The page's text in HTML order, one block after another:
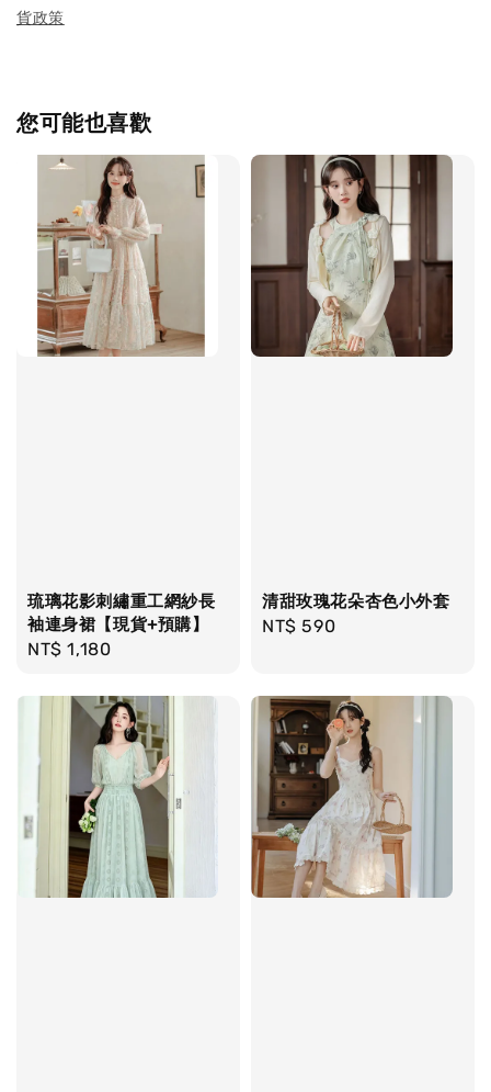
貨政策
您可能也喜歡
琉璃花影刺繡重工網紗長
袖連身裙【現貨+預購】
Regular
NT$ 1,180
清甜玫瑰花朵杏色小外套
Regular
NT$ 590